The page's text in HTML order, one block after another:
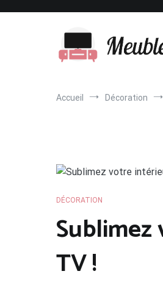
Accueil Décoration
DÉCORATION
TV !